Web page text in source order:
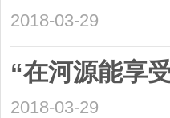
2018-03-29
“在河源能享
2018-03-29